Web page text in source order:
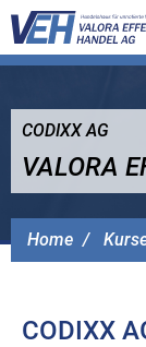
Home
CODIXX AG
VALORA
CODIXX